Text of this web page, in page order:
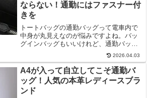
ならない！通勤にはファスナー付
きを
トートバッグの通勤バッグって電車内で
中身が丸見えなのが悩みですよね。バッ
グインバッグもいいけれど、通勤バッグ
にはファスナー付きかホック付きトート
2026.04.03
A4が入って自立してこそ通勤バ
ッグ！人気の本革レディースブラ
ンド